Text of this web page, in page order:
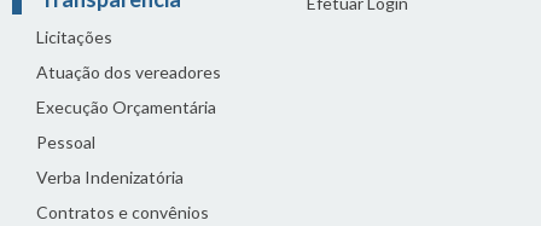
Licitações
Atuação dos vereadores
Execução Orçamentária
Pessoal
Verba Indenizatória
Contratos e convênios